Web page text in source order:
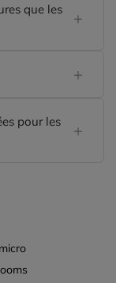
que les
pour les